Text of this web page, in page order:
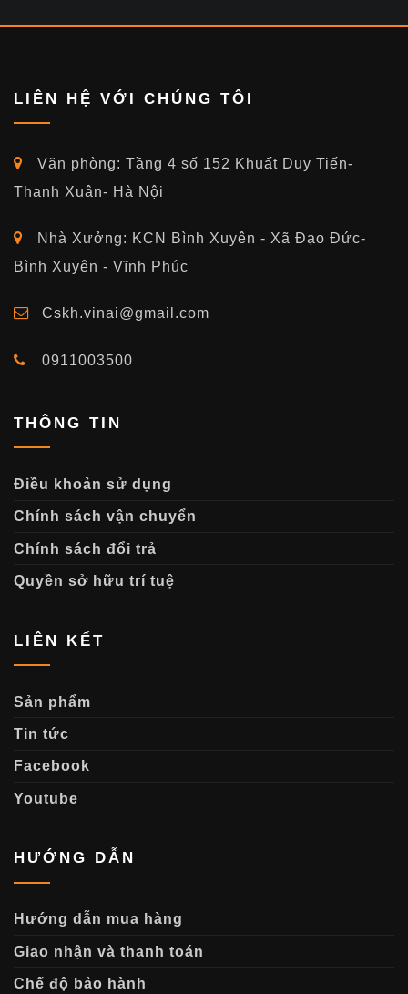
LIÊN HỆ VỚI CHÚNG TÔI
Văn phòng: Tầng 4 số 152 Khuất Duy Tiến-
Thanh Xuân- Hà Nội
Nhà Xưởng: KCN Bình Xuyên - Xã Đạo Đức-
Bình Xuyên - Vĩnh Phúc
Cskh.vinai@gmail.com
0911003500
THÔNG TIN
Điều khoản sử dụng
Chính sách vận chuyển
Chính sách đổi trả
Quyền sở hữu trí tuệ
LIÊN KẾT
Sản phẩm
Tin tức
Facebook
Youtube
HƯỚNG DẪN
Hướng dẫn mua hàng
Giao nhận và thanh toán
Chế độ bảo hành